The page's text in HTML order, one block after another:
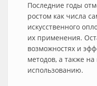
Последние годы
ростом как числа
искусственного
их применения.
возможностях и
методов, а также
использованию.